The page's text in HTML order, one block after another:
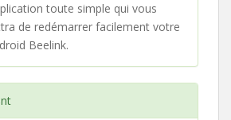
toute simple qui vous
de redémarrer facilement votre
Beelink.